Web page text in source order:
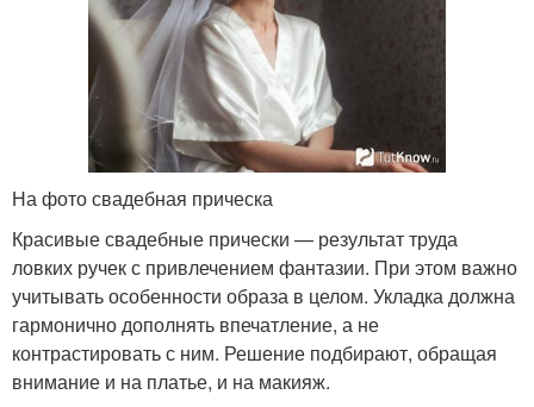
На фото свадебная прическа
Красивые свадебные прически — результат труда
ловких ручек с привлечением фантазии. При этом важно
учитывать особенности образа в целом. Укладка должна
гармонично дополнять впечатление, а не
контрастировать с ним. Решение подбирают, обращая
внимание и на платье, и на макияж.